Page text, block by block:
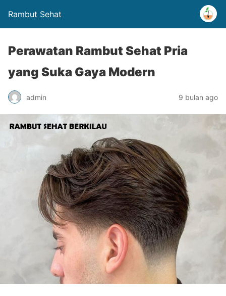
Rambut Sehat
Perawatan Rambut Sehat Pria
yang Suka Gaya Modern
admin 9 bulan ago